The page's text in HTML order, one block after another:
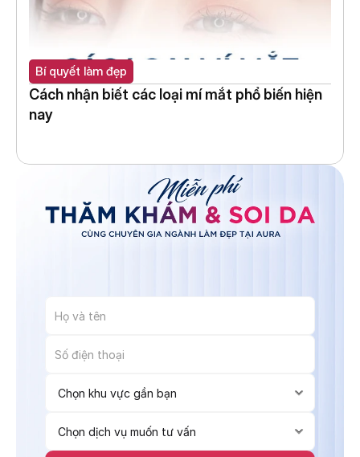
Bí quyết làm đẹp
Cách nhận biết các loại mí mắt phổ biến hiện
nay